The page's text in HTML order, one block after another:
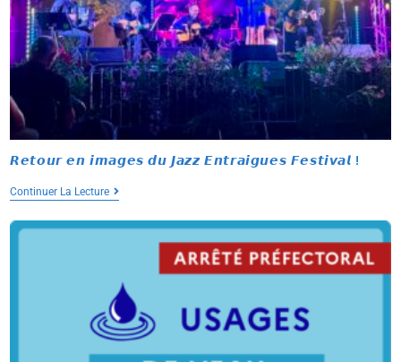
𝙍𝙚𝙩𝙤𝙪𝙧 𝙚𝙣 𝙞𝙢𝙖𝙜𝙚𝙨 𝙙𝙪 𝙅𝙖𝙯𝙯 𝙀𝙣𝙩𝙧𝙖𝙞𝙜𝙪𝙚𝙨 𝙁𝙚𝙨𝙩𝙞𝙫𝙖𝙡 !
Continuer La Lecture